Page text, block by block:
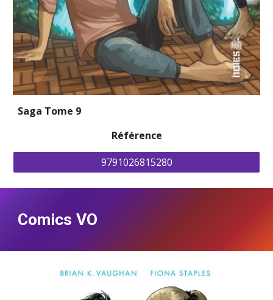
Saga Tome 9
Référence
9791026815280
Comics VO